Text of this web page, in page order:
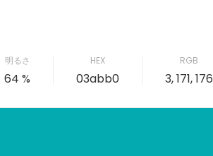
明るさ
64 %
HEX
03abb0
RGB
3, 171, 176